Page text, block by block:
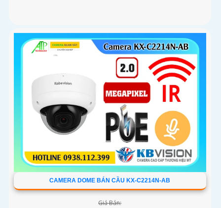
CAMERA DOME BÁN CẦU KX-C2214N-AB
Giá Bán: